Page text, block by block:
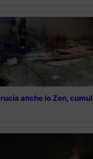
anche lo Zen,